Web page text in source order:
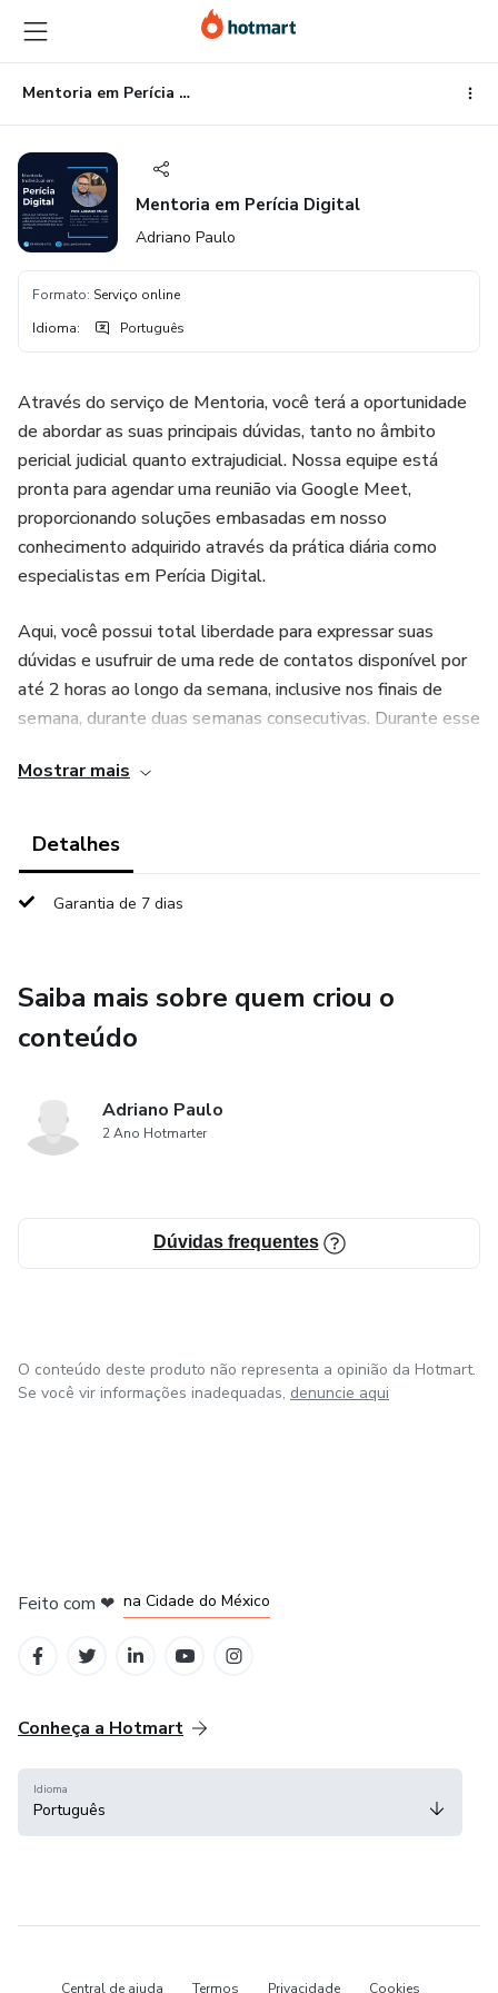
para
o
conteúdo
principal
para
o
pagamento
para
o
rodapé
Mentoria em Perícia Digital
Mentoria em Perícia Digital
Adriano Paulo
Formato: Serviço online
Idioma: Português
Através do serviço de Mentoria, você terá a oportunidade
de abordar as suas principais dúvidas, tanto no âmbito
pericial judicial quanto extrajudicial. Nossa equipe está
pronta para agendar uma reunião via Google Meet,
proporcionando soluções embasadas em nosso
conhecimento adquirido através da prática diária como
especialistas em Perícia Digital.
Aqui, você possui total liberdade para expressar suas
dúvidas e usufruir de uma rede de contatos disponível por
até 2 horas ao longo da semana, inclusive nos finais de
semana, durante duas semanas consecutivas. Durante esse
conhecimento adquirido durante a mentoria, adaptando-o
especializados, e através de um sólido network, você
Para mais informações e para iniciar sua jornada de
plataforma Hotmart. Estamos prontos para auxiliá-lo na
busca pelo conhecimento e excelência na Perícia Digital.
Mostrar mais
Detalhes
Garantia de 7 dias
Saiba mais sobre quem criou o
conteúdo
Adriano Paulo
2 Ano Hotmarter
Dúvidas frequentes
O conteúdo deste produto não representa a opinião da Hotmart.
Se você vir informações inadequadas, denuncie aqui
Feito com ❤ na Cidade do México
Conheça a Hotmart
Idioma
Português
Central de ajuda Termos Privacidade Cookies